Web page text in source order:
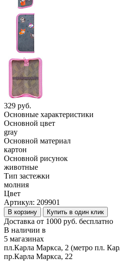
329 руб.
Основные характеристики
Основной цвет
gray
Основной материал
картон
Основной рисунок
животные
Тип застежки
молния
Цвет
Артикул: 209901
В корзину Купить в один клик
Доставка от 1000 руб. бесплатно
В наличии в
5 магазинах
пл.Карла Маркса, 2 (метро пл.
пр.Карла Маркса, 22